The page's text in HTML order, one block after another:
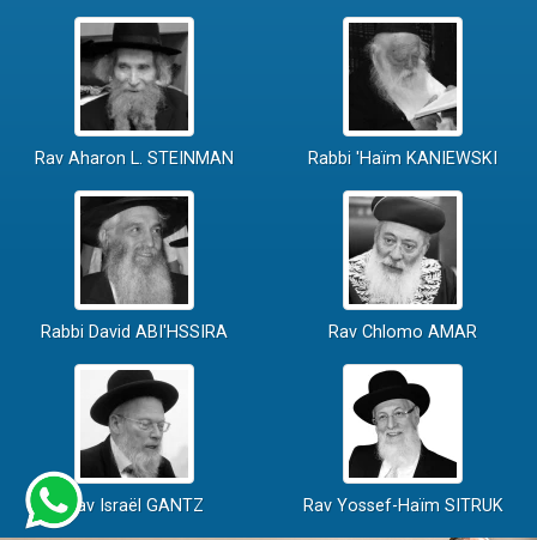
Rav Aharon L. STEINMAN Rabbi 'Haïm KANIEWSKI
Rabbi David ABI'HSSIRA Rav Chlomo AMAR
Rav Israël GANTZ Rav Yossef-Haïm SITRUK